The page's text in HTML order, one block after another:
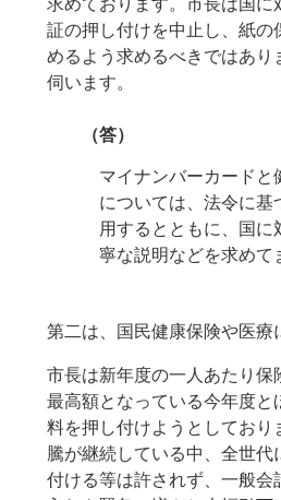
求めております。市長は国に
証の押し付けを中止し、紙の
めるよう求めるべきではあり
伺います。
（答）
マイナンバーカードと
については、法令に基
用するとともに、国に
寧な説明などを求めて
第二は、国民健康保険や医療
市長は新年度の一人あたり保
最高額となっている今年度と
料を押し付けようとしており
騰が継続している中、全世代
付ける等は許されず、一般会